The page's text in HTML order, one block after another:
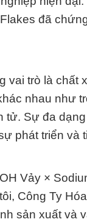
đã
trò là chất
nhau như
Sự đa
phát triển và
Vảy ×
Công Ty
sản xuất và